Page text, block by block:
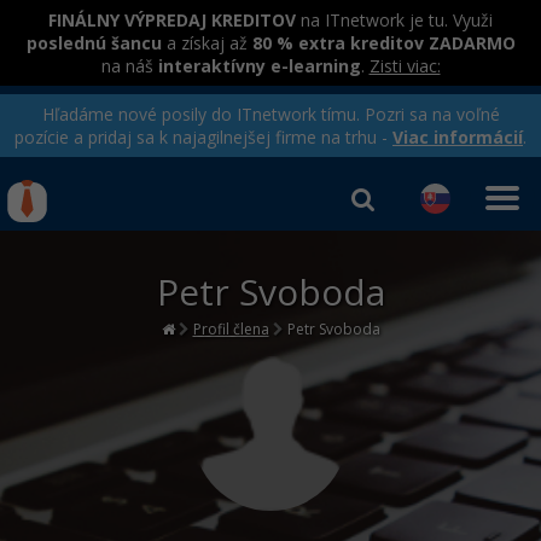
FINÁLNY VÝPREDAJ KREDITOV na ITnetwork je tu. Využi
poslednú šancu a získaj až 80 % extra kreditov ZADARMO
na náš interaktívny e-learning. Zisti viac:
Hľadáme nové posily do ITnetwork tímu. Pozri sa na voľné
pozície a pridaj sa k najagilnejšej firme na trhu - Viac informácií.
Rekvalifikačné kurzy
hradené úradom práce
Kurzy programovania
Ako začať?
C# .NET
Kurzy e-commerce
Testovanie softvéru
Marketing -30%
Kurzy dizajnu
HTML/CSS -80%
Kariéra
Registrovať
Petr Svoboda
Profil člena Petr Svoboda